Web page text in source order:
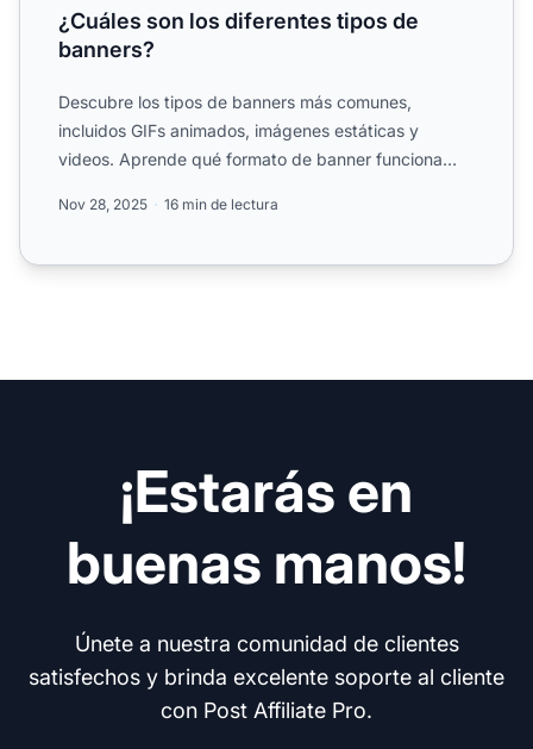
¿Cuáles son los diferentes tipos de
banners?
Descubre los tipos de banners más comunes,
incluidos GIFs animados, imágenes estáticas y
videos. Aprende qué formato de banner funciona
Nov 28, 2025 16 min de lectura
¡Estarás en
buenas manos!
Únete a nuestra comunidad de clientes
satisfechos y brinda excelente soporte al cliente
con Post Affiliate Pro.